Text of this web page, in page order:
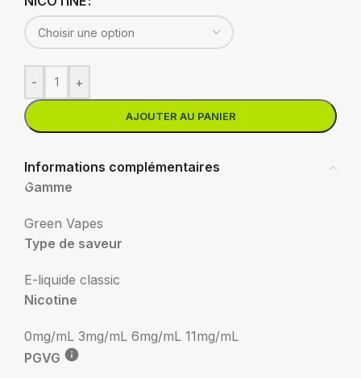
- +
AJOUTER AU PANIER
Informations complémentaires
Gamme
Green Vapes
Type de saveur
E-liquide classic
Nicotine
0mg/mL 3mg/mL 6mg/mL 11mg/mL
PGVG